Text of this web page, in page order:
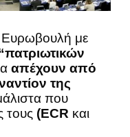
Ευρωβουλή με
απέχουν από
της
που
τους (ECR και